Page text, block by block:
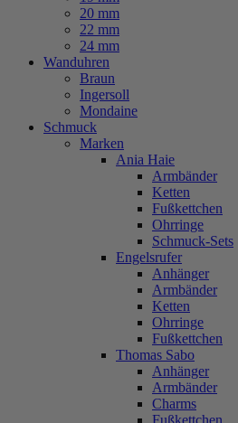
20 mm
22 mm
24 mm
Wanduhren
Braun
Ingersoll
Mondaine
Schmuck
Marken
Ania Haie
Armbänder
Ketten
Fußkettchen
Ohrringe
Schmuck-Sets
Engelsrufer
Anhänger
Armbänder
Ketten
Ohrringe
Fußkettchen
Thomas Sabo
Anhänger
Armbänder
Charms
Fußkettchen